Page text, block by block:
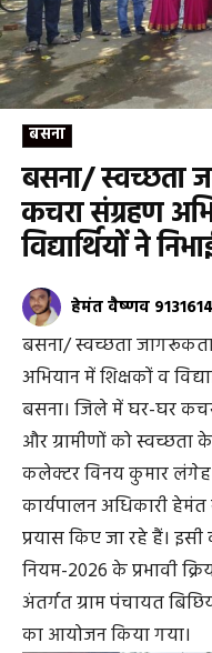
बसना
बसना/ स्वच्छता
कचरा संग्रहण
विद्यार्थियों ने
हेमंत वैष्णव
बसना/ स्वच्छता
अभियान में शिक्षकों व
बसना। जिले में घर-घर
और ग्रामीणों को
कलेक्टर विनय कुमार
कार्यपालन अधिकारी हेमंत
प्रयास किए जा रहे हैं।
नियम-2026 के प्रभावी
अंतर्गत ग्राम पंचायत
का आयोजन किया गया।